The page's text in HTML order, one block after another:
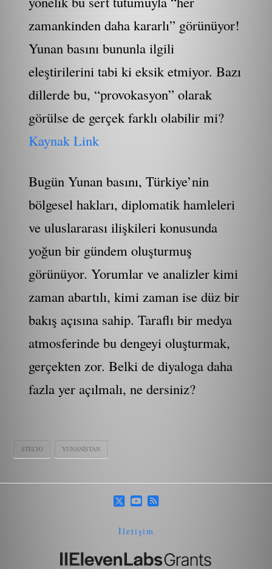
zamankinden daha kararlı” görünüyor!
Yunan basını bununla ilgili
eleştirilerini tabi ki eksik etmiyor. Bazı
dillerde bu, “provokasyon” olarak
görülse de gerçek farklı olabilir mi?
Kaynak Link
Bugün Yunan basını, Türkiye’nin
bölgesel hakları, diplomatik hamleleri
ve uluslararası ilişkileri konusunda
yoğun bir gündem oluşturmuş
görünüyor. Yorumlar ve analizler kimi
zaman abartılı, kimi zaman ise düz bir
bakış açısına sahip. Taraflı bir medya
atmosferinde bu dengeyi oluşturmak,
gerçekten zor. Belki de diyaloga daha
fazla yer açılmalı, ne dersiniz?
STELYO YUNANISTAN
İletişim